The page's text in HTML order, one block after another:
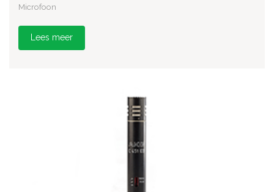
Microfoon
Lees meer